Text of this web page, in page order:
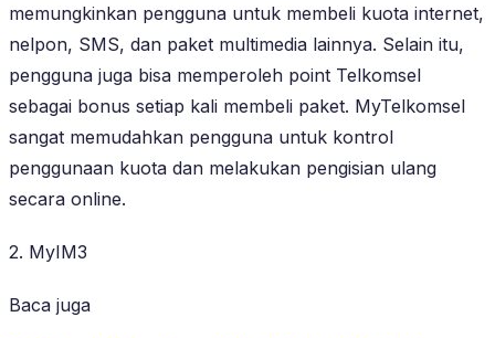
memungkinkan pengguna untuk membeli kuota internet,
nelpon, SMS, dan paket multimedia lainnya. Selain itu,
pengguna juga bisa memperoleh point Telkomsel
sebagai bonus setiap kali membeli paket. MyTelkomsel
sangat memudahkan pengguna untuk kontrol
penggunaan kuota dan melakukan pengisian ulang
secara online.
2. MyIM3
Baca juga